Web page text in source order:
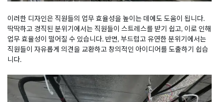
이러한 디자인은 직원들의 업무 효율성을 높이는 데에도 도움이 됩니다.
딱딱하고 경직된 분위기에서는 직원들이 스트레스를 받기 쉽고, 이로 인해
업무 효율성이 떨어질 수 있습니다. 반면, 부드럽고 유연한 분위기에서는
직원들이 자유롭게 의견을 교환하고 창의적인 아이디어를 도출하기 쉽습
니다.